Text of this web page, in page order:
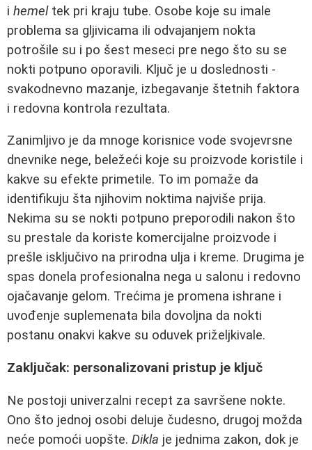
i hemeltek pri kraju tube. Osobe koje su imale
problema sa gljivicama ili odvajanjem nokta
potrošile su i po šest meseci pre nego što su se
nokti potpuno oporavili. Ključ je u doslednosti -
svakodnevno mazanje, izbegavanje štetnih faktora
i redovna kontrola rezultata.
Zanimljivo je da mnoge korisnice vode svojevrsne
dnevnike nege, beležeći koje su proizvode koristile i
kakve su efekte primetile. To im pomaže da
identifikuju šta njihovim noktima najviše prija.
Nekima su se nokti potpuno preporodili nakon što
su prestale da koriste komercijalne proizvode i
prešle isključivo na prirodna ulja i kreme. Drugima je
spas donela profesionalna nega u salonu i redovno
ojačavanje gelom. Trećima je promena ishrane i
uvođenje suplemenata bila dovoljna da nokti
postanu onakvi kakve su oduvek priželjkivale.
Zaključak: personalizovani pristup je ključ
Ne postoji univerzalni recept za savršene nokte.
Ono što jednoj osobi deluje čudesno, drugoj možda
neće pomoći uopšte. Dikla je jednima zakon, dok je